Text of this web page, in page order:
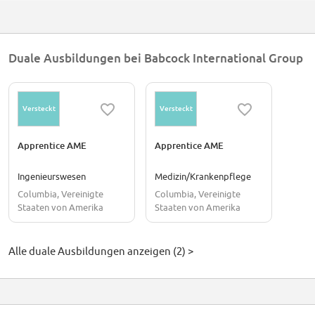
Duale Ausbildungen bei Babcock International Group
Versteckt
Apprentice AME
Ingenieurswesen
Columbia, Vereinigte
Staaten von Amerika
Versteckt
Apprentice AME
Medizin/Krankenpflege
Columbia, Vereinigte
Staaten von Amerika
Alle duale Ausbildungen anzeigen (2) >